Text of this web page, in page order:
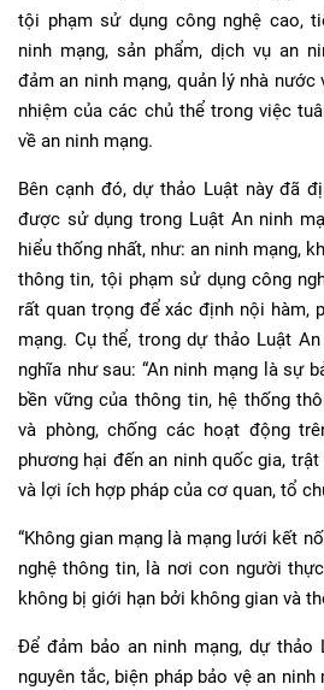
tội phạm sử dụng công nghệ cao,
ninh mạng, sản phẩm, dịch vụ an
đảm an ninh mạng, quản lý nhà nước
nhiệm của các chủ thể trong việc
về an ninh mạng.
Bên cạnh đó, dự thảo Luật này đã
được sử dụng trong Luật An ninh
hiểu thống nhất, như: an ninh mạng,
thông tin, tội phạm sử dụng công
rất quan trọng để xác định nội hàm,
mạng. Cụ thể, trong dự thảo Luật
nghĩa như sau: “An ninh mạng là sự
bền vững của thông tin, hệ thống
và phòng, chống các hoạt động
phương hại đến an ninh quốc gia,
và lợi ích hợp pháp của cơ quan, tổ
“Không gian mạng là mạng lưới kết
nghệ thông tin, là nơi con người
không bị giới hạn bởi không gian và
Để đảm bảo an ninh mạng, dự thảo
nguyên tắc, biện pháp bảo vệ an